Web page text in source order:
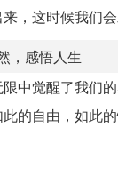
，这时候我们
，感悟人生
中觉醒了我们
的自由，如此